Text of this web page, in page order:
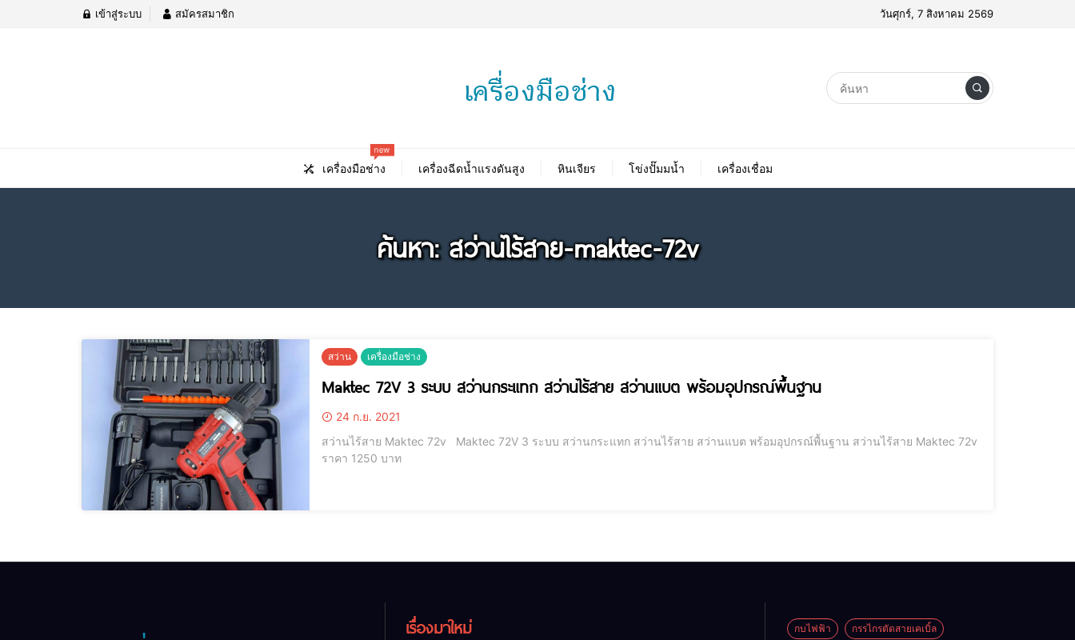
เข้าสู่ระบบ สมัครสมาชิก วันศุกร์, 7 สิงหาคม 2569
เครื่องมือช่าง
new
เครื่องฉีดน้ำแรงดันสูง หินเจียร โข่งปั๊มมน้ำ เครื่องเชื่อม
ค้นหา: สว่านไร้สาย-maktec-72v
สว่าน เครื่องมือช่าง
Maktec 72V 3 ระบบ สว่านกระแทก สว่านไร้สาย สว่านแบต พร้อมอุปกรณ์พื้นฐาน
24 ก.ย. 2021
สว่านไร้สาย Maktec 72v Maktec 72V 3 ระบบ สว่านกระแทก สว่านไร้สาย สว่านแบต พร้อมอุปกรณ์พื้นฐาน สว่านไร้สาย Maktec 72v
เรื่องมาใหม่ กบไฟฟ้า กรรไกรตัดสายเคเบิ้ล